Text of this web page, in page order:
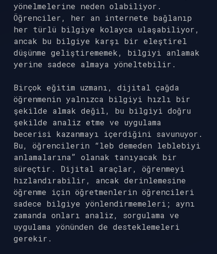
yönelmelerine neden olabiliyor.
Öğrenciler, her an internete bağlanıp
her türlü bilgiye kolayca ulaşabiliyor,
ancak bu bilgiye karşı bir eleştirel
düşünme geliştirememek, bilgiyi anlamak
yerine sadece almaya yöneltebilir.
Birçok eğitim uzmanı, dijital çağda
öğrenmenin yalnızca bilgiyi hızlı bir
şekilde almak değil, bu bilgiyi doğru
şekilde analiz etme ve uygulama
becerisi kazanmayı içerdiğini savunuyor.
Bu, öğrencilerin “leb demeden leblebiyi
anlamalarına” olanak tanıyacak bir
süreçtir. Dijital araçlar, öğrenmeyi
hızlandırabilir, ancak derinlemesine
öğrenme için öğretmenlerin öğrencileri
sadece bilgiye yönlendirmemeleri; aynı
zamanda onları analiz, sorgulama ve
uygulama yönünden de desteklemeleri
gerekir.